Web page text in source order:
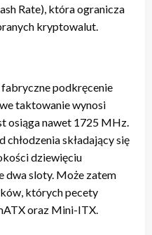
Rate), która ogranicza
kryptowalut.
fabryczne podkręcenie
taktowanie wynosi
osiąga nawet 1725 MHz.
składający się
dziewięciu
dwa sloty. Może zatem
których pecety
oraz Mini-ITX.